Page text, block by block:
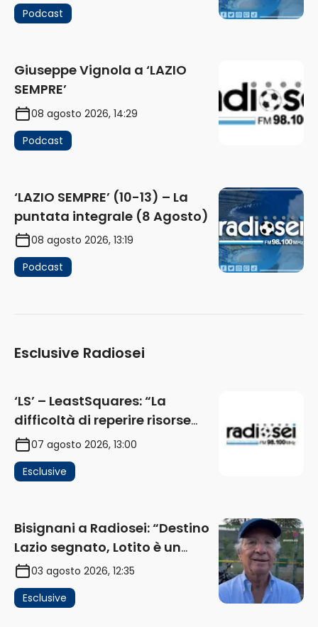
Podcast
Giuseppe Vignola a ‘LAZIO
SEMPRE’
08 agosto 2026, 14:29
Podcast
‘LAZIO SEMPRE’ (10-13) – La
puntata integrale (8 Agosto)
08 agosto 2026, 13:19
Podcast
Esclusive Radiosei
‘LS’ – LeastSquares: “La
difficoltà di reperire risorse
impatta sul mercato. Senza
investimenti non arrivano i
ricavi” (AUDIO)
07 agosto 2026, 13:00
Esclusive
Bisignani a Radiosei: “Destino
Lazio segnato, Lotito è un
problema, la chiave sono
Flaminio e politica. La protesta
e gli interessi dei fondi”
03 agosto 2026, 12:35
Esclusive